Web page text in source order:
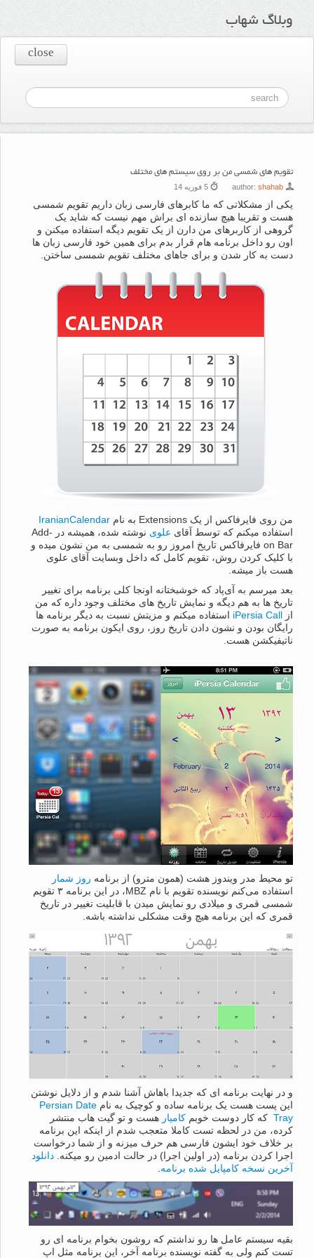
وبلاگ شهاب
close
تقویم های شمسی من بر روی سیستم های مختلف
author:shahab
یکی از مشکلاتی که ما کابرهای فارسی زبان داریم تقویم شمسی
هست و تقریبا هیچ سازنده ای براش مهم نیست که شاید یک
گروهی از کاربرهای من دارن از یک تقویم دیگه استفاده میکنن و
اون رو داخل برنامه هام قرار بدم برای همین خود فارسی زبان ها
دست به کار شدن و برای جاهای مختلف تقویم شمسی ساختن.
من روی فایرفاکس از یک Extensions به نام
IranianCalendar
استفاده میکنم که توسط آقای علوی
نوشته شده، همیشه در Add-
on Bar فایرفاکس تاریخ امروز رو به شمسی به من نشون میده و
با کلیک کردن روش، تقویم کامل که داخل وبسایت آقای علوی
هست باز میشه.
بعد میرسم به آی‌پاد که خوشبختانه اونجا کلی برنامه برای تغییر
تاریخ ها به هم دیگه و نمایش تاریخ های مختلف وجود داره که من
iPersia Callاستفاده میکنم و مزیتش نسبت به دیگر برنامه ها
رایگان بودن و نشون دادن تاریخ روز، روی ایکون برنامه به صورت
ناتیفیکشن هست.
تو محیط مدر ویندوز هشت (همون مترو) از برنامه روز شمار
استفاده می‌کنم نویسنده تقویم با نام MBZ، در این برنامه ۳ تقویم
شمسی قمری و میلادی رو نمایش میدن با قابلیت تغییر در تاریخ
قمری که این برنامه هیچ وقت مشکلی نداشته باشه.
و در نهایت برنامه ای که جدیدا باهاش آشنا شدم و از دلایل نوشتن
این پست هست یک برنامه ساده و کوچیک به نامPersian Date
که کار دوست خوبمکامیارهست و تو گیت هاب منتشر
کرده، من در لحظه تست کاملا متعجب شدم از اینکه این برنامه
بر خلاف خود ایشون فارسی هم حرف میزنه و از شما درخواست
اجرا کردن برنامه (در اولین اجرا) در حالت ادمین رو میکنه.دانلود
آخرین نسخه کامپایل شده برنامه.
بقیه سیستم عامل ها رو نداشتم که روشون بخوام برنامه ای رو
تست کنم ولی به گفته نویسنده برنامه آخر، این برنامه مثل اپ